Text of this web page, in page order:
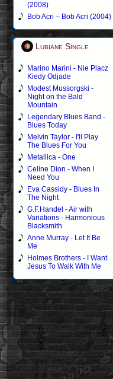
(2008)
Bob Acri – Bob Acri (2004)
Lubiane Single
Marino Marini - Nie Placz
Kiedy Odjade
Modest Mussorgski -
Night on the Bald
Mountain
Legendary Blues Band -
Blues Today
Melvin Taylor - I'll Play
The Blues For You
Metallica - One
Celine Dion - When I
Need You
Eva Cassidy - Blues In
The Night
G.F.Handel - Air with
Variations - Harmonious
Blacksmith
Anne Murray - Let It Be
Me
Holmes Brothers - I Want
Jesus To Walk With Me